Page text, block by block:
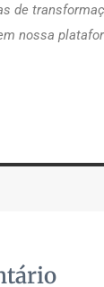
de
nossa